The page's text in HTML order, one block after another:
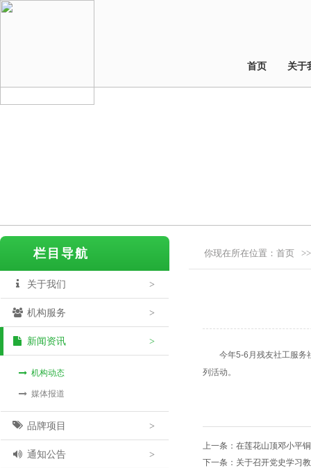
首页 关于
栏目导航
关于我们 >
机构服务 >
新闻资讯 >
机构动态
媒体报道
品牌项目 >
通知公告 >
你现在所在位置： 首页 >>
今年5-6月残友社工服务
列活动。
上一条： 在莲花山顶邓小平
下一条： 关于召开党史学习